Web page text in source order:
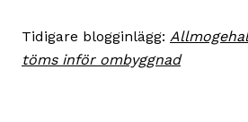
Tidigare blogginlägg:
töms inför ombyggnad